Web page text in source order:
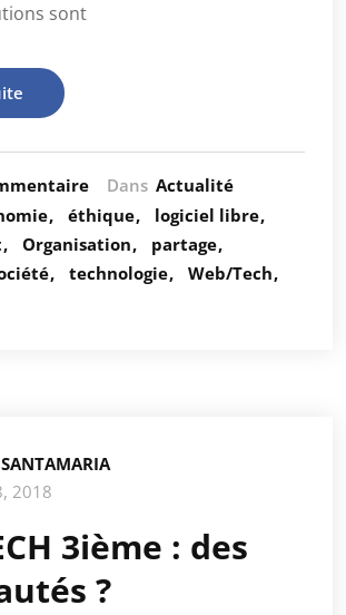
sont
Dans Actualité
éthique
logiciel libre
Organisation
partage
technologie
Web/Tech
2018
3ième : des
?